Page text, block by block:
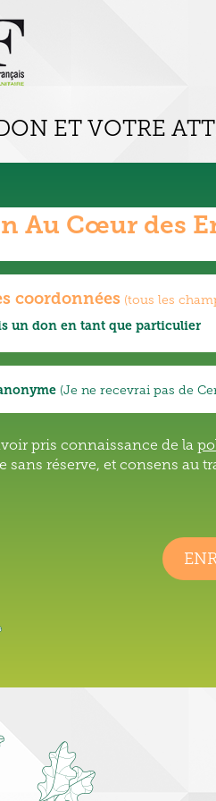
ET VOTRE
Au Cœur des
coordonnées (tous les
un don en tant que particulier
(Je ne recevrai pas de
pris connaissance de la
sans réserve, et consens au